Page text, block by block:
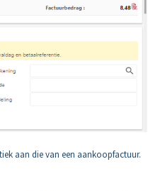
aan die van een aankoopfactuur.